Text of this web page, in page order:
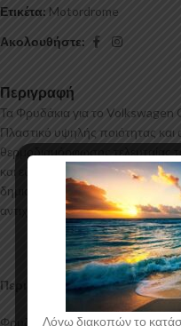
Ετικέτα: Motordrome
Ακολουθήστε:
Περιγραφή
Τα Φρυδάκια για το Volkswagen
Πλαστικό υψηλής ποιότητας και
θερμοδιαμόρφωσης τελευταίας
και εύκολη τοποθέτηση. Το
δημιουργία προϊόντων έρχεται
αντιχαρακτική επιφάνεια.
Περιεχόμενα Συσκευασίας:
Φρυδάκια Volkswagen Golf Mk5
Λόγω διακοπών το